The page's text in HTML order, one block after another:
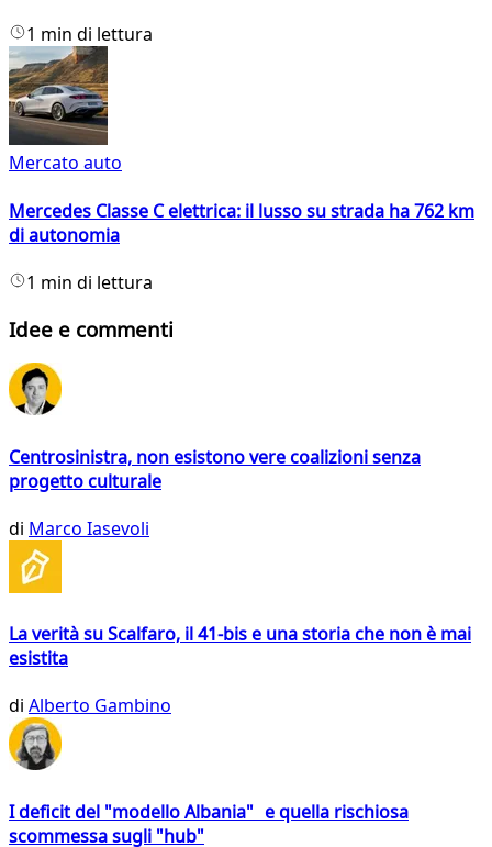
1 min di lettura
Mercato auto
Mercedes Classe C elettrica: il lusso su strada ha 762 km
di autonomia
1 min di lettura
Idee e commenti
Centrosinistra, non esistono vere coalizioni senza
progetto culturale
di Marco Iasevoli
La verità su Scalfaro, il 41-bis e una storia che non è mai
esistita
di Alberto Gambino
I deficit del "modello Albania" e quella rischiosa
scommessa sugli "hub"